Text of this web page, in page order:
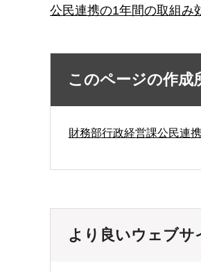
公民連携の1年間の取組み
このページの作成
財務部行政経営課公民連
より良いウェブ